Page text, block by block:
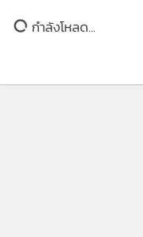
กำลังโหลด...